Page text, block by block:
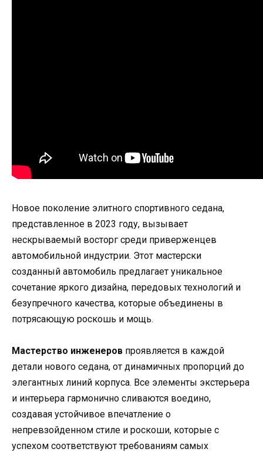
Новое поколение элитного спортивного седана,
представленное в 2023 году, вызывает
нескрываемый восторг среди приверженцев
автомобильной индустрии. Этот мастерски
созданный автомобиль предлагает уникальное
сочетание яркого дизайна, передовых технологий и
безупречного качества, которые объединены в
потрясающую роскошь и мощь.
Мастерство инженеров проявляется в каждой
детали нового седана, от динамичных пропорций до
элегантных линий корпуса. Все элементы экстерьера
и интерьера гармонично сливаются воедино,
создавая устойчивое впечатление о
непревзойденном стиле и роскоши, которые с
успехом соответствуют требованиям самых